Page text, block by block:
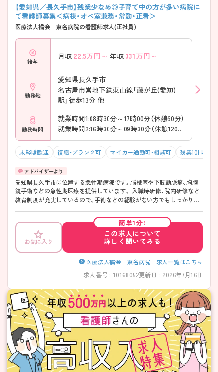
っています。 ・単身寮の利用が可能 ・職員食堂を完備 ・退職金制度あり
→ 将来を見据えながら勤務しやすい職場です
――――――――――――――― ■救急から回復支援まで幅広く経験
――――――――――――――― 地域の中核病院ならではの経験が積
めます。 ・救急患者の受け入れに対応 ・整形外科を中心に12診療科を展開
・回復期リハビリテーション病棟を設置 → 急性期から回復期まで継続し
た医療に関われます ――――――――――――――― ■成長を後押し
する教育サポート ――――――――――――――― 経験に応じて学び
を深められる環境です。 ・中途入職者へのフォロー体制あり ・経験や希
望に応じた教育支援 ・多職種と連携しながら知識を習得 → 幅広い経験
を積みながらスキルアップを目指せます
【愛知県／長久手市】残業少なめ◎子育て中の方が多い病院に
て看護師募集＜病棟・オペ室兼務・常勤・正看＞
医療法人橘会 東名病院の看護師求人(正社員)
給与
月収 22.5万円～ 年収 331万円～
勤務地
愛知県長久手市
名古屋市営地下鉄東山線「藤が丘(愛知)
駅」徒歩13分 他
勤務時間
就業時間1:08時30分～17時00分（休憩60分）
就業時間2:16時30分～09時30分（休憩120分）
未経験歓迎 復職・ブランク可 マイカー通勤可・相談可 残業10h以下（
愛知県長久手市に位置する急性期病院です。脳梗塞や下肢動脈瘤、胸腔
鏡手術などの急性期医療を提供しています。 入職時研修、院内研修など
教育制度が充実しているので、手術などの経験がない方でもしっかり学
周囲のサポートがしっかりしていますのでご安心ください。 ご興味ある
方には、面接対策ポイントなど、さらに詳細をお話しいたしますのでお気
軽にご相談ください。
お気に入り
簡単1分！
この求人について
詳しく聞いてみる
医療法人橘会 東名病院 求人一覧はこちら
求人番号 : 10168052更新日 : 2026年7月16日